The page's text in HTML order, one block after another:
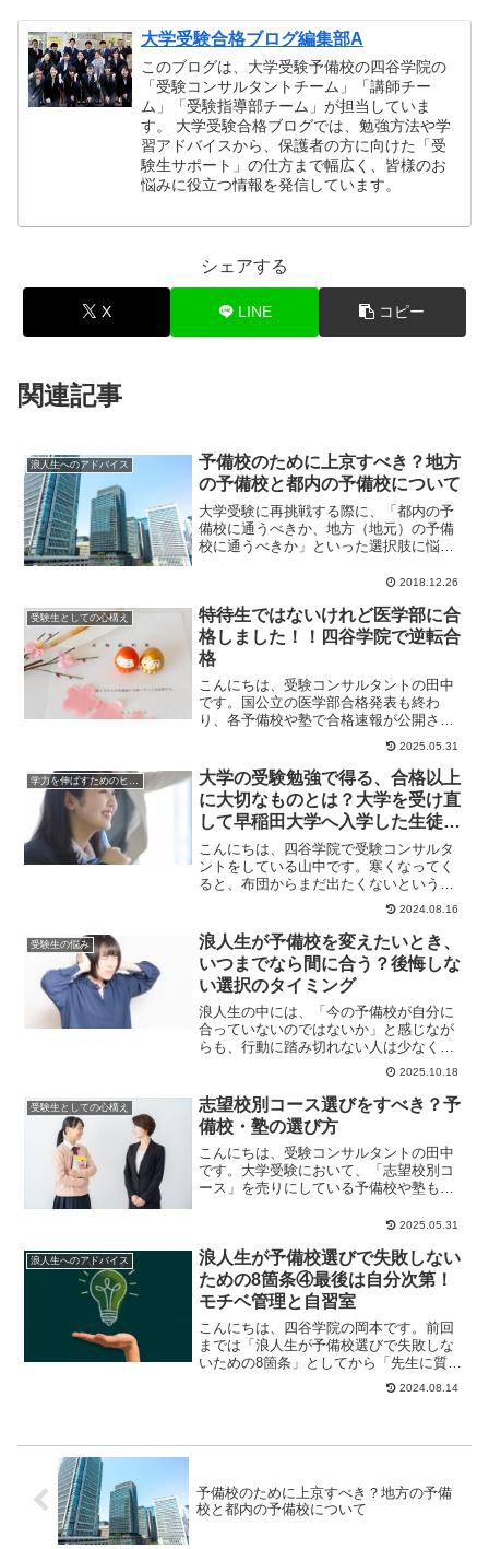
大学受験合格ブログ編集部A
このブログは、大学受験予備校の四谷学院の
「受験コンサルタントチーム」「講師チー
ム」「受験指導部チーム」が担当していま
す。 大学受験合格ブログでは、勉強方法や学
習アドバイスから、保護者の方に向けた「受
験生サポート」の仕方まで幅広く、皆様のお
悩みに役立つ情報を発信しています。
シェアする
X LINE コピー
関連記事
浪人生へのアドバイス
予備校のために上京すべき？地方
の予備校と都内の予備校について
大学受験に再挑戦する際に、「都内の予
備校に通うべきか、地方（地元）の予備
校に通うべきか」といった選択肢に悩む
2018.12.26
受験生としての心構え
特待生ではないけれど医学部に合
格しました！！四谷学院で逆転合
格
こんにちは、受験コンサルタントの田中
です。国公立の医学部合格発表も終わ
り、各予備校や塾で合格速報が公開され
ました。そんな中、「四谷学院から医学
2025.05.31
学力を伸ばすためのヒント
大学の受験勉強で得る、合格以上
に大切なものとは？大学を受け直
して早稲田大学へ入学した生徒の
場合
こんにちは、四谷学院で受験コンサルタ
ントをしている山中です。寒くなってく
ると、布団からまだ出たくないという気
持ちが強くなりますね。そんな悪魔の誘
2024.08.16
受験生の悩み
浪人生が予備校を変えたいとき、
いつまでなら間に合う？後悔しな
い選択のタイミング
浪人生の中には、「今の予備校が自分に
合っていないのではないか」と感じなが
らも、行動に踏み切れない人は少なくあ
りません。特に、「予備校を変えるなら
2025.10.18
受験生としての心構え
志望校別コース選びをすべき？予
備校・塾の選び方
こんにちは、受験コンサルタントの田中
です。大学受験において、「志望校別コ
ース」を売りにしている予備校や塾もあ
2025.05.31
浪人生へのアドバイス
浪人生が予備校選びで失敗しない
ための8箇条④最後は自分次第！
モチベ管理と自習室
こんにちは、四谷学院の岡本です。前回
までは「浪人生が予備校選びで失敗しな
いための8箇条」としてから「先生に質問
しやすいか」・「自分の足りないところ
2024.08.14
予備校のために上京すべき？地方の予備
校と都内の予備校について